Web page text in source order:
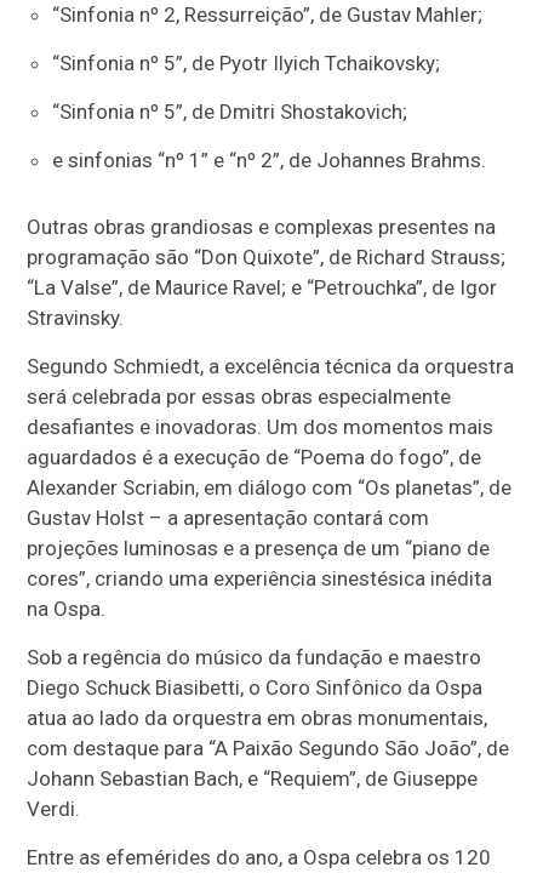
“Sinfonia nº 2, Ressurreição”, de Gustav Mahler;
“Sinfonia nº 5”, de Pyotr Ilyich Tchaikovsky;
“Sinfonia nº 5”, de Dmitri Shostakovich;
e sinfonias “nº 1” e “nº 2”, de Johannes Brahms.
Outras obras grandiosas e complexas presentes na
programação são “Don Quixote”, de Richard Strauss;
“La Valse”, de Maurice Ravel; e “Petrouchka”, de Igor
Stravinsky.
Segundo Schmiedt, a excelência técnica da orquestra
será celebrada por essas obras especialmente
desafiantes e inovadoras. Um dos momentos mais
aguardados é a execução de “Poema do fogo”, de
Alexander Scriabin, em diálogo com “Os planetas”, de
Gustav Holst – a apresentação contará com
projeções luminosas e a presença de um “piano de
cores”, criando uma experiência sinestésica inédita
na Ospa.
Sob a regência do músico da fundação e maestro
Diego Schuck Biasibetti, o Coro Sinfônico da Ospa
atua ao lado da orquestra em obras monumentais,
com destaque para “A Paixão Segundo São João”, de
Johann Sebastian Bach, e “Requiem”, de Giuseppe
Verdi.
Entre as efemérides do ano, a Ospa celebra os 120